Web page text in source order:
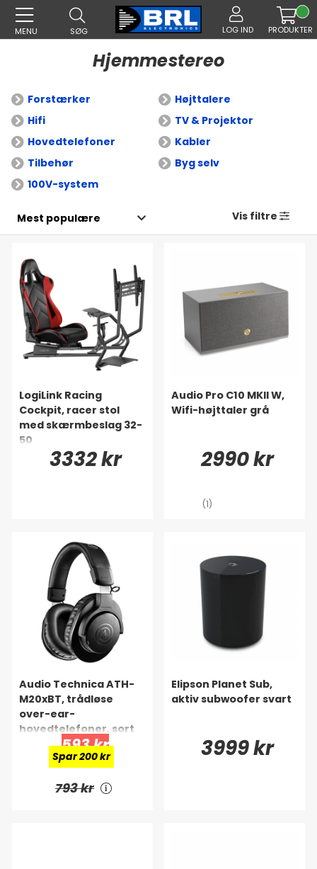
MENU SØG LOG IND PRODUKTER
Hjemmestereo
Forstærker
Højttalere
Hifi
TV & Projektor
Hovedtelefoner
Kabler
Tilbehør
Byg selv
100V-system
Vis filtre
LogiLink Racing
Cockpit, racer stol
med skærmbeslag 32-
50
3332 kr
Audio Pro C10 MKII W,
Wifi-højttaler grå
2990 kr
(1)
Audio Technica ATH-
M20xBT, trådløse
over-ear-
hovedtelefoner, sort
593 kr
Spar 200 kr
793 kr
Elipson Planet Sub,
aktiv subwoofer svart
3999 kr